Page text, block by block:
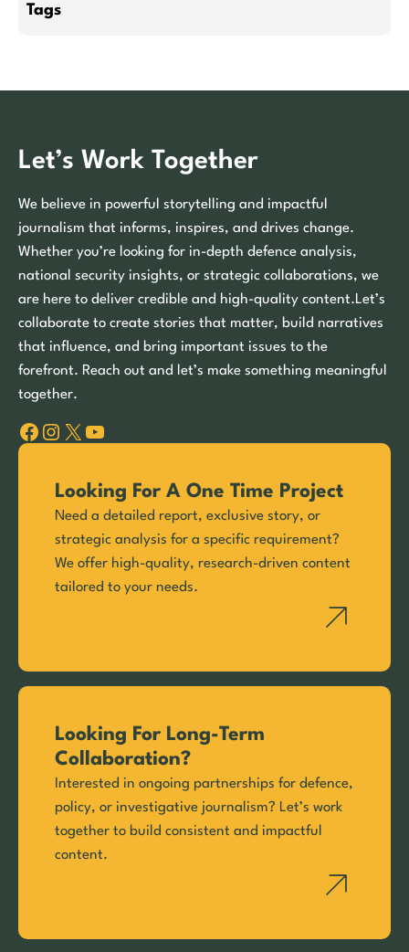
Tags
Let’s Work Together
We believe in powerful storytelling and impactful
journalism that informs, inspires, and drives change.
Whether you’re looking for in-depth defence analysis,
national security insights, or strategic collaborations, we
are here to deliver credible and high-quality content.Let’s
collaborate to create stories that matter, build narratives
that influence, and bring important issues to the
forefront. Reach out and let’s make something meaningful
together.
Facebook Instagram X YouTube
Looking For A One Time Project
Need a detailed report, exclusive story, or
strategic analysis for a specific requirement?
We offer high-quality, research-driven content
tailored to your needs.
Looking For Long-Term
Collaboration?
Interested in ongoing partnerships for defence,
policy, or investigative journalism? Let’s work
together to build consistent and impactful
content.